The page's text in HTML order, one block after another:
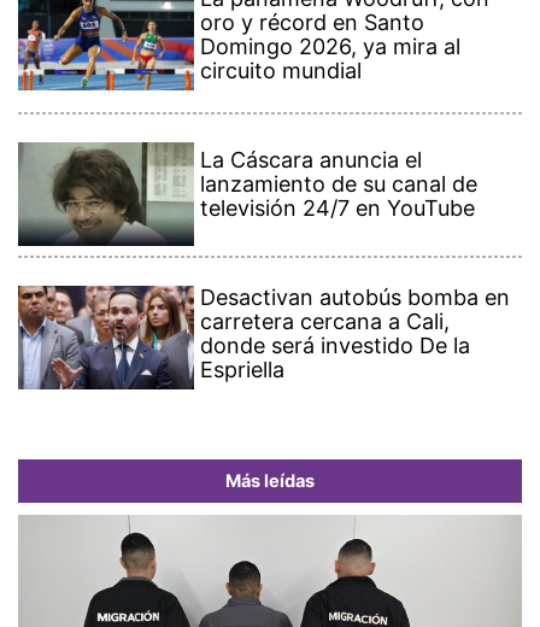
oro y récord en Santo
Domingo 2026, ya mira al
circuito mundial
La Cáscara anuncia el
lanzamiento de su canal de
televisión 24/7 en YouTube
Desactivan autobús bomba en
carretera cercana a Cali,
donde será investido De la
Espriella
Más leídas